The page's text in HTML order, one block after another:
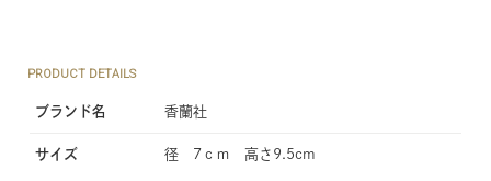
PRODUCT DETAILS
ブランド名 香蘭社
サイズ 径 7ｃｍ 高さ9.5cm